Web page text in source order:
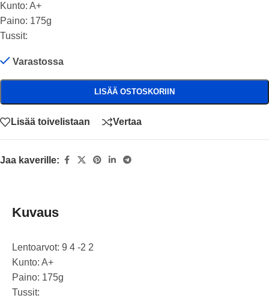
Kunto: A+
Paino: 175g
Tussit:
Varastossa
LISÄÄ OSTOSKORIIN
Lisää toivelistaan Vertaa
Jaa kaverille:
Kuvaus
Lentoarvot: 9 4 -2 2
Kunto: A+
Paino: 175g
Tussit: